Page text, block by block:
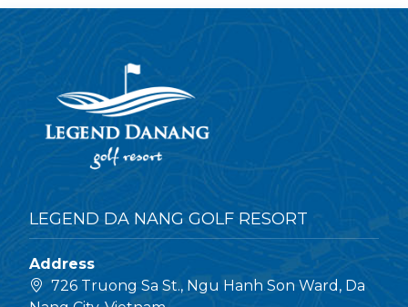
LEGEND DA NANG GOLF RESORT
Address
726 Truong Sa St., Ngu Hanh Son Ward, Da